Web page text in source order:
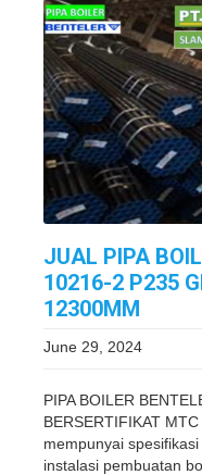
JUAL PIPA
10216-2 P235
12300MM
June 29, 2024
PIPA BOILER
BERSERTIFIKAT
mempunyai
instalasi pembuatan